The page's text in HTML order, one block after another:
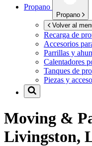
Propano
Propano
Volver al
Recarga de
Accesorios
Parrillas y
Calentadores
Tanques de
Piezas y
Moving &
Livingston,